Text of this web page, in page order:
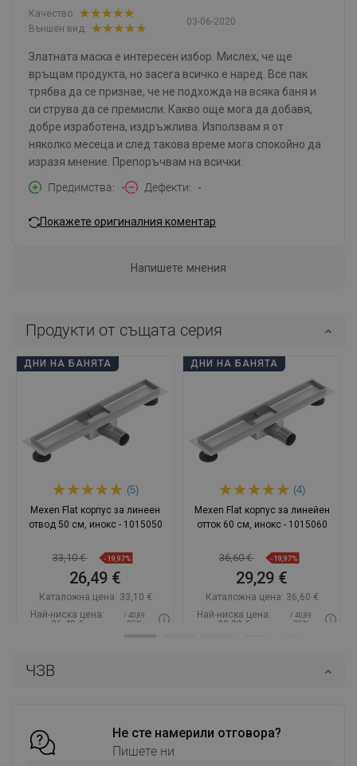
ЧЗВ
Не сте намерили отговора?
Пишете ни
03-06-2020
Качество:
Външен вид:
Златната маска е интересен избор. Мислех, че ще
връщам продукта, но засега всичко е наред. Все пак
трябва да се признае, че не подхожда на всяка баня и
си струва да се премисли. Какво още мога да добавя,
добре изработена, издръжлива. Използвам я от
няколко месеца и след такова време мога спокойно да
изразя мнение. Препоръчвам на всички.
Предимства
- Дефекти -
Покажете оригиналния коментар
Напишете мнения
Продукти от същата серия
ДНИ НА БАНЯТА
(5)
Mexen Flat корпус за линеен
отвод 50 см, инокс - 1015050
33,10 € -19,97%
26,49 €
Каталожна цена: 33,10 €
Най-ниска цена:
26,49 €
/ 40,89
BGN
Добави в количката
ДНИ НА БАНЯТА
(4)
Mexen Flat корпус за линейен
отток 60 см, инокс - 1015060
36,60 € -19,97%
29,29 €
Каталожна цена: 36,60 €
Най-ниска цена:
29,29 €
/ 40,89
BGN
Добави в количката